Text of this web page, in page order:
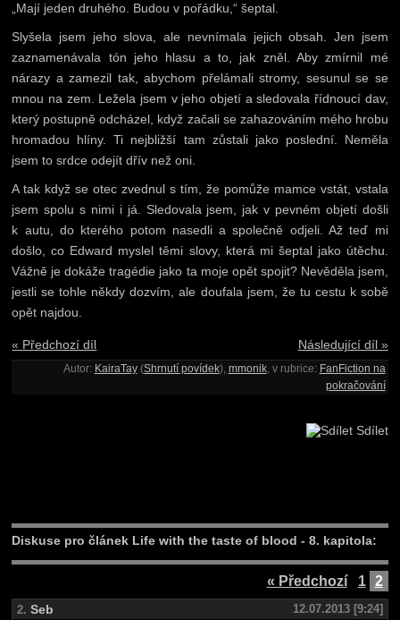
„Mají jeden druhého. Budou v pořádku,“ šeptal.
Slyšela jsem jeho slova, ale nevnímala jejich obsah. Jen jsem
zaznamenávala tón jeho hlasu a to, jak zněl. Aby zmírnil mé
nárazy a zamezil tak, abychom přelámali stromy, sesunul se se
mnou na zem. Ležela jsem v jeho objetí a sledovala řídnoucí dav,
který postupně odcházel, když začali se zahazováním mého hrobu
hromadou hlíny. Ti nejbližší tam zůstali jako poslední. Neměla
jsem to srdce odejít dřív než oni.
A tak když se otec zvednul s tím, že pomůže mamce vstát, vstala
jsem spolu s nimi i já. Sledovala jsem, jak v pevném objetí došli
k autu, do kterého potom nasedli a společně odjeli. Až teď mi
došlo, co Edward myslel těmi slovy, která mi šeptal jako útěchu.
Vážně je dokáže tragédie jako ta moje opět spojit? Nevěděla jsem,
jestli se tohle někdy dozvím, ale doufala jsem, že tu cestu k sobě
opět najdou.
« Předchozí díl Následující díl »
Autor: KairaTay(Shrnutí povídek), mmonik, v rubrice: FanFiction na
pokračování
Sdílet
Diskuse pro článek Life with the taste of blood - 8. kapitola:
« Předchozí 1 2
2. Seb
12.07.2013 [9:24]